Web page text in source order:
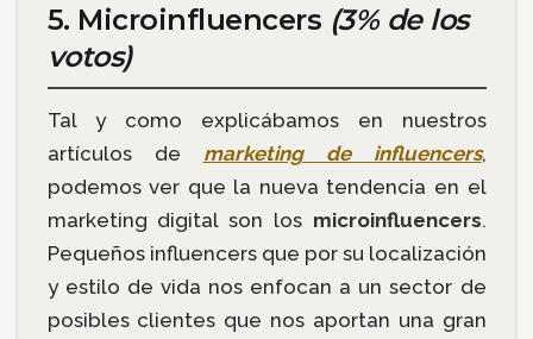
5. Microinfluencers (3% de los
votos)
Tal y como explicábamos en nuestros
artículos de marketing de influencers,
podemos ver que la nueva tendencia en el
marketing digital son los microinfluencers.
Pequeños influencers que por su localización
y estilo de vida nos enfocan a un sector de
posibles clientes que nos aportan una gran